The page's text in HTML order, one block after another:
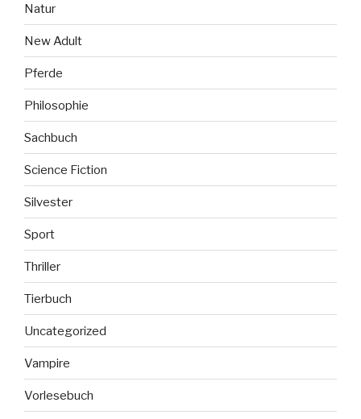
Natur
New Adult
Pferde
Philosophie
Sachbuch
Science Fiction
Silvester
Sport
Thriller
Tierbuch
Uncategorized
Vampire
Vorlesebuch